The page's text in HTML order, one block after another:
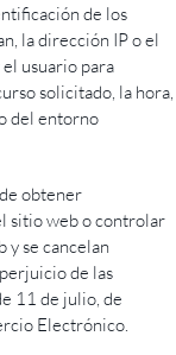
de los
la dirección IP o el
usuario para
solicitado, la hora,
del entorno
obtener
sitio web o controlar
se cancelan
de las
11 de julio, de
Electrónico.